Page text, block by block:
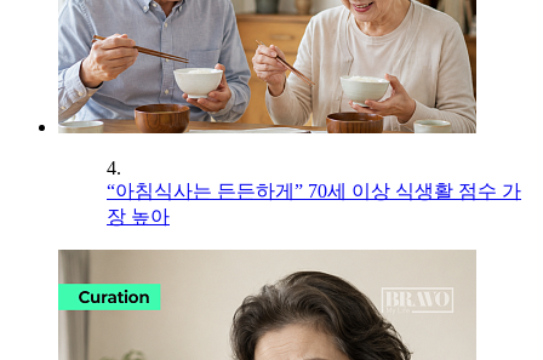
4.
“아침식사는 든든하게” 70세 이상 식생활 점수 가
장 높아